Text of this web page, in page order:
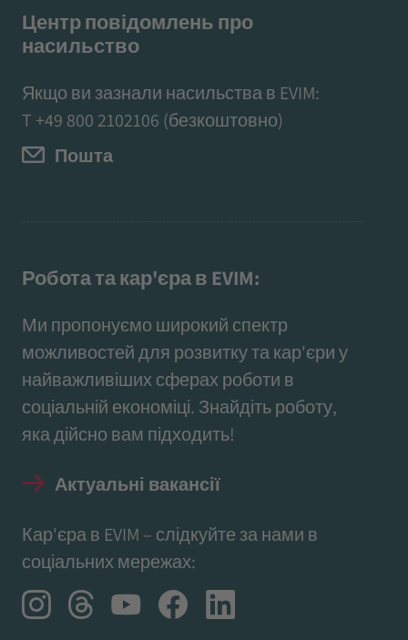
Центр повідомлень про
насильство
Якщо ви зазнали насильства в EVIM:
T +49 800 2102106 (безкоштовно)
Пошта
Робота та кар'єра в EVIM:
Ми пропонуємо широкий спектр
можливостей для розвитку та кар'єри у
найважливіших сферах роботи в
соціальній економіці. Знайдіть роботу,
яка дійсно вам підходить!
Актуальні вакансії
Кар'єра в EVIM – слідкуйте за нами в
соціальних мережах: